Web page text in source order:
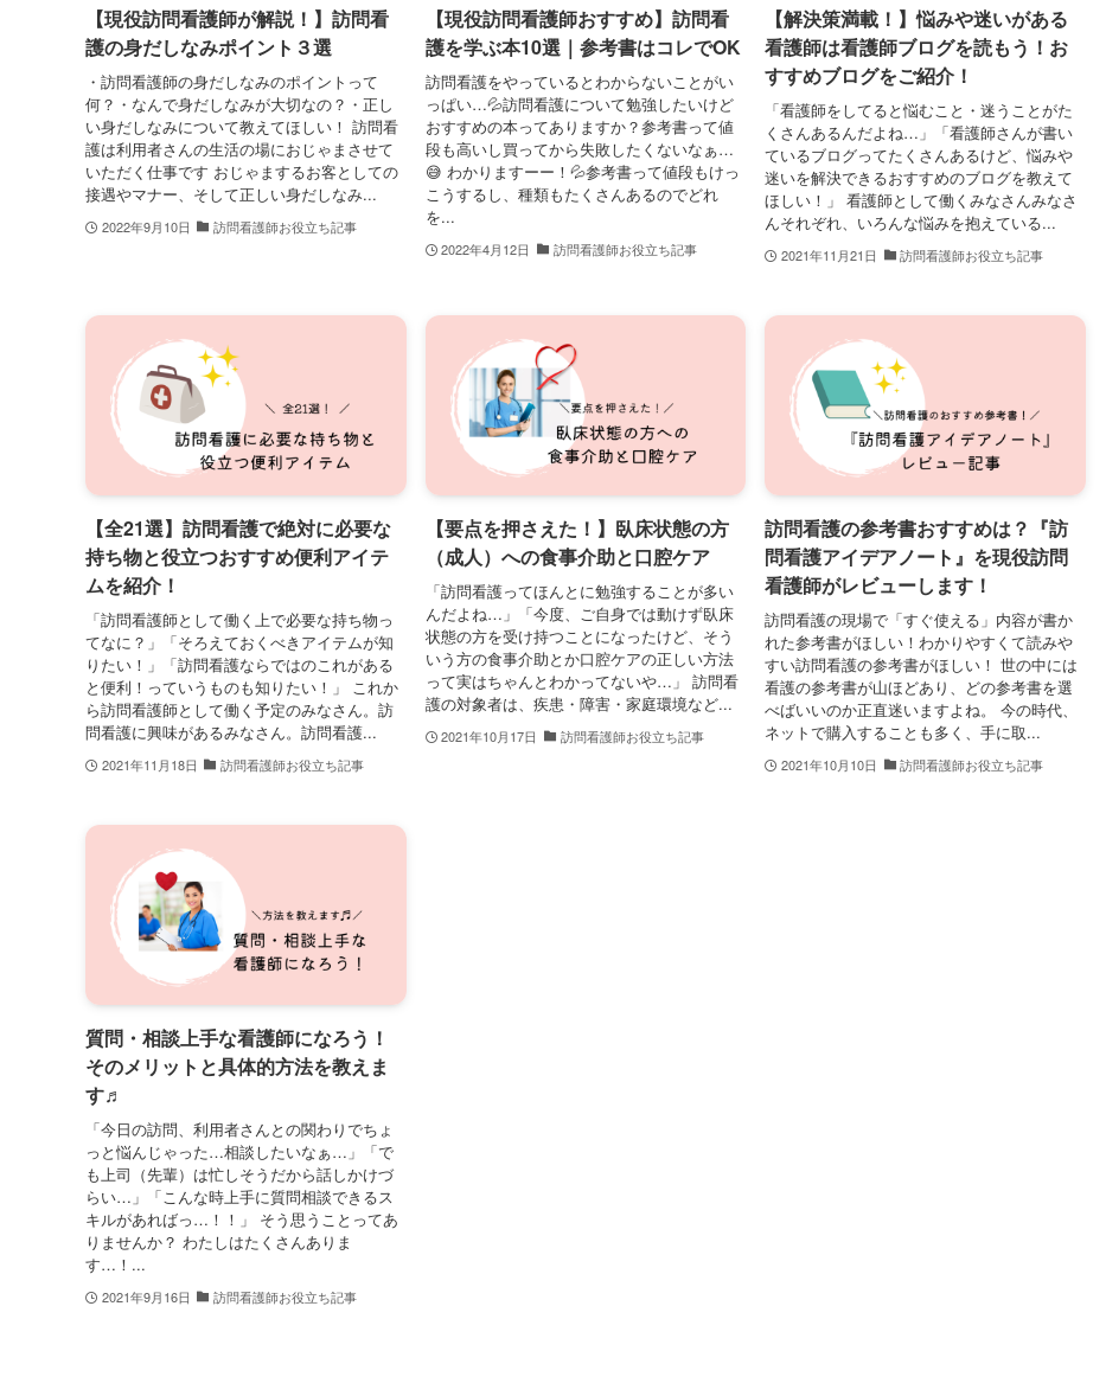
【現役訪問看護師が解説！】訪問看
護の身だしなみポイント３選
・訪問看護師の身だしなみのポイントって
何？・なんで身だしなみが大切なの？・正し
い身だしなみについて教えてほしい！ 訪問看
護は利用者さんの生活の場におじゃまさせて
いただく仕事です おじゃまするお客としての
接遇やマナー、そして正しい身だしなみ...
2022年9月10日 訪問看護師お役立ち記事
【現役訪問看護師おすすめ】訪問看
護を学ぶ本10選｜参考書はコレでOK
訪問看護をやっているとわからないことがい
っぱい…💦訪問看護について勉強したいけど
おすすめの本ってありますか？参考書って値
段も高いし買ってから失敗したくないなぁ…
😅 わかりますーー！💦参考書って値段もけっ
こうするし、種類もたくさんあるのでどれ
を...
2022年4月12日 訪問看護師お役立ち記事
【解決策満載！】悩みや迷いがある
看護師は看護師ブログを読もう！お
すすめブログをご紹介！
「看護師をしてると悩むこと・迷うことがた
くさんあるんだよね…」「看護師さんが書い
ているブログってたくさんあるけど、悩みや
迷いを解決できるおすすめのブログを教えて
ほしい！」 看護師として働くみなさんみなさ
んそれぞれ、いろんな悩みを抱えている...
2021年11月21日 訪問看護師お役立ち記事
【全21選】訪問看護で絶対に必要な
持ち物と役立つおすすめ便利アイテ
ムを紹介！
「訪問看護師として働く上で必要な持ち物っ
てなに？」「そろえておくべきアイテムが知
りたい！」「訪問看護ならではのこれがある
と便利！っていうものも知りたい！」 これか
ら訪問看護師として働く予定のみなさん。訪
問看護に興味があるみなさん。訪問看護...
2021年11月18日 訪問看護師お役立ち記事
【要点を押さえた！】臥床状態の方
（成人）への食事介助と口腔ケア
「訪問看護ってほんとに勉強することが多い
んだよね…」「今度、ご自身では動けず臥床
状態の方を受け持つことになったけど、そう
いう方の食事介助とか口腔ケアの正しい方法
って実はちゃんとわかってないや…」 訪問看
護の対象者は、疾患・障害・家庭環境など...
2021年10月17日 訪問看護師お役立ち記事
訪問看護の参考書おすすめは？『訪
問看護アイデアノート』を現役訪問
看護師がレビューします！
訪問看護の現場で「すぐ使える」内容が書か
れた参考書がほしい！わかりやすくて読みや
すい訪問看護の参考書がほしい！ 世の中には
看護の参考書が山ほどあり、どの参考書を選
べばいいのか正直迷いますよね。 今の時代、
ネットで購入することも多く、手に取...
2021年10月10日 訪問看護師お役立ち記事
質問・相談上手な看護師になろう！
そのメリットと具体的方法を教えま
す♬
「今日の訪問、利用者さんとの関わりでちょ
っと悩んじゃった…相談したいなぁ…」「で
も上司（先輩）は忙しそうだから話しかけづ
らい…」「こんな時上手に質問相談できるス
キルがあればっ…！！」 そう思うことってあ
りませんか？ わたしはたくさんありま
す…！...
2021年9月16日 訪問看護師お役立ち記事